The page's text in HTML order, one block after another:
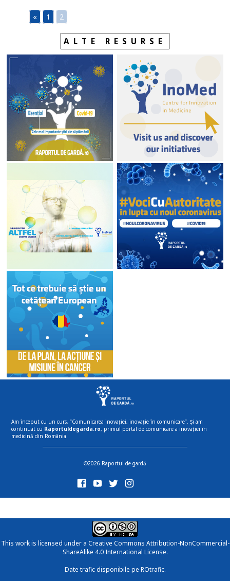
« 1 2
ALTE RESURSE
Am început cu un curs, “Comunicarea inovației, inovație în comunicare”. Și am
continuat cu Raportuldegarda.ro, primul portal de comunicare a inovației în
medicină din România.
©2026 Raportul de gardă
This work is licensed under a Creative Commons Attribution-NonCommercial-
ShareAlike 4.0 International License.
Date trafic disponibile pe ROtrafic.